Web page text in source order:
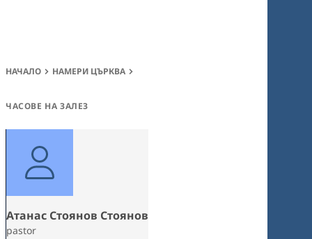
НАЧАЛО НАМЕРИ ЦЪРКВА
ЧАСОВЕ НА ЗАЛЕЗ
Атанас Стоянов Стоянов
pastor